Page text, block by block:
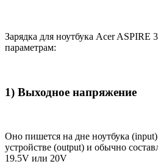
Зарядка для ноутбука Acer ASPIRE
параметрам:
1) Выходное напряжение
Оно пишется на дне ноутбука
устройстве (output) и обычно
19.5V или 20V